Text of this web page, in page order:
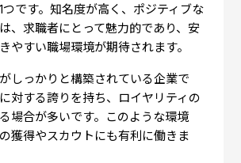
つです。知名度が高く、ポジティブな
、求職者にとって魅力的であり、安
やすい職場環境が期待されます。
しっかりと構築されている企業で
対する誇りを持ち、ロイヤリティの
場合が多いです。このような環境
獲得やスカウトにも有利に働きま